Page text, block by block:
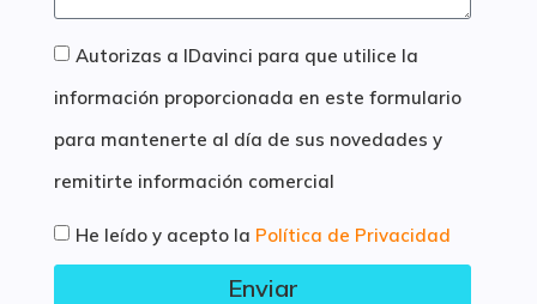
Autorizas a IDavinci para que utilice la
información proporcionada en este formulario
para mantenerte al día de sus novedades y
remitirte información comercial
He leído y acepto la Política de Privacidad
Enviar